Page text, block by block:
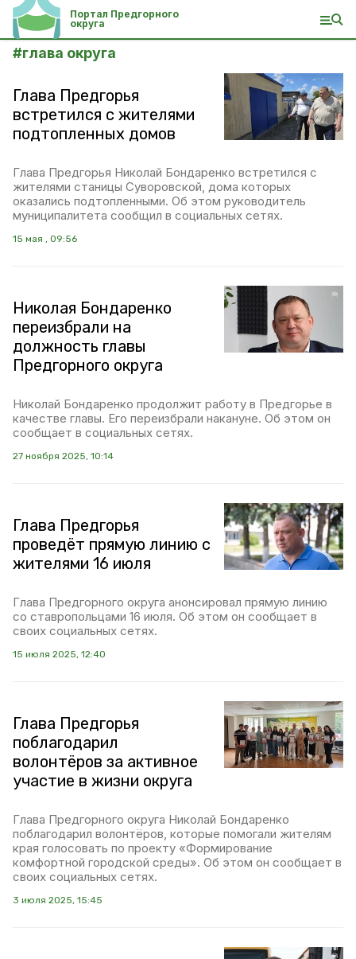
Портал Предгорного
округа
#глава округа
Глава Предгорья
встретился с жителями
подтопленных домов
Глава Предгорья Николай Бондаренко встретился с
жителями станицы Суворовской, дома которых
оказались подтопленными. Об этом руководитель
муниципалитета сообщил в социальных сетях.
15 мая , 09:56
Николая Бондаренко
переизбрали на
должность главы
Предгорного округа
Николай Бондаренко продолжит работу в Предгорье в
качестве главы. Его переизбрали накануне. Об этом он
сообщает в социальных сетях.
27 ноября 2025, 10:14
Глава Предгорья
проведёт прямую линию с
жителями 16 июля
Глава Предгорного округа анонсировал прямую линию
со ставропольцами 16 июля. Об этом он сообщает в
своих социальных сетях.
15 июля 2025, 12:40
Глава Предгорья
поблагодарил
волонтёров за активное
участие в жизни округа
Глава Предгорного округа Николай Бондаренко
поблагодарил волонтёров, которые помогали жителям
края голосовать по проекту «Формирование
комфортной городской среды». Об этом он сообщает в
своих социальных сетях.
3 июля 2025, 15:45